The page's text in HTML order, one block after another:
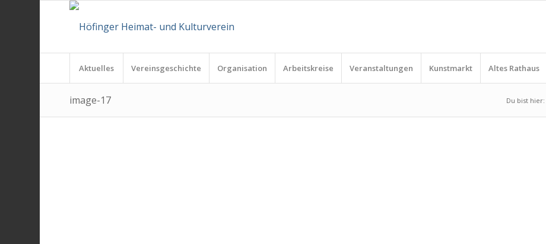
Aktuelles Vereinsgeschichte Organisation Arbeitskreise Veranstaltungen Kunstmarkt Altes Rathaus
image-17 Du bist hier: